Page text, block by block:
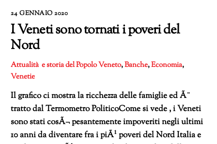
24 GENNAIO 2020
I Veneti sono tornati i poveri del
Nord
Attualità e storia del Popolo Veneto,Banche,Economia,
Venetie
Il grafico ci mostra la ricchezza delle famiglie ed Ã¨
tratto dal Termometro PoliticoCome si vede , i Veneti
sono stati cosÃ¬ pesantemente impoveriti negli ultimi
10 anni da diventare fra i piÃ¹ poveri del Nord Italia e